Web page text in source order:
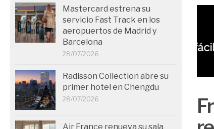
Mastercard estrena su
servicio Fast Track en los
aeropuertos de Madrid y
Barcelona
28/07/2026
Radisson Collection abre su
primer hotel en Chengdu
28/07/2026
Air France renueva su sala